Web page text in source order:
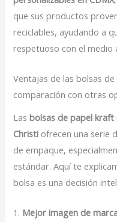
que sus productos
reciclables, ayudando a
respetuoso con el medio
Ventajas de las bolsas
comparación con otras
Lasbolsas de papel kraft
Christi ofrecen una serie
de empaque,
estándar. Aquí te
bolsa es una decisión
1. Mejor imagen de